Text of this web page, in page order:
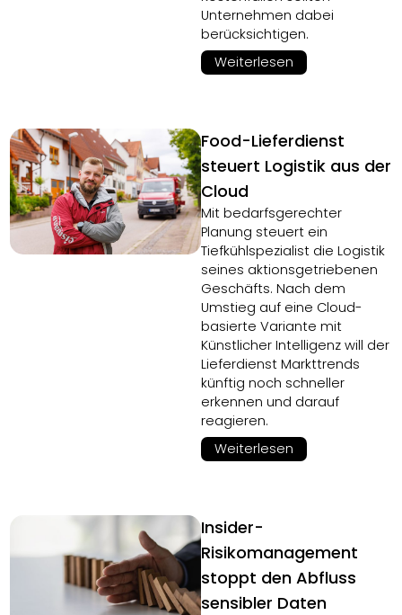
Unternehmen dabei
berücksichtigen.
Weiterlesen
Food-Lieferdienst
steuert Logistik aus der
Cloud
Mit bedarfsgerechter
Planung steuert ein
Tiefkühlspezialist die Logistik
seines aktionsgetriebenen
Geschäfts. Nach dem
Umstieg auf eine Cloud-
basierte Variante mit
Künstlicher Intelligenz will der
Lieferdienst Markttrends
künftig noch schneller
erkennen und darauf
reagieren.
Weiterlesen
Insider-
Risikomanagement
stoppt den Abfluss
sensibler Daten